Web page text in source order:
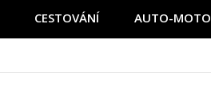
CESTOVÁNÍ AUTO-MOTO